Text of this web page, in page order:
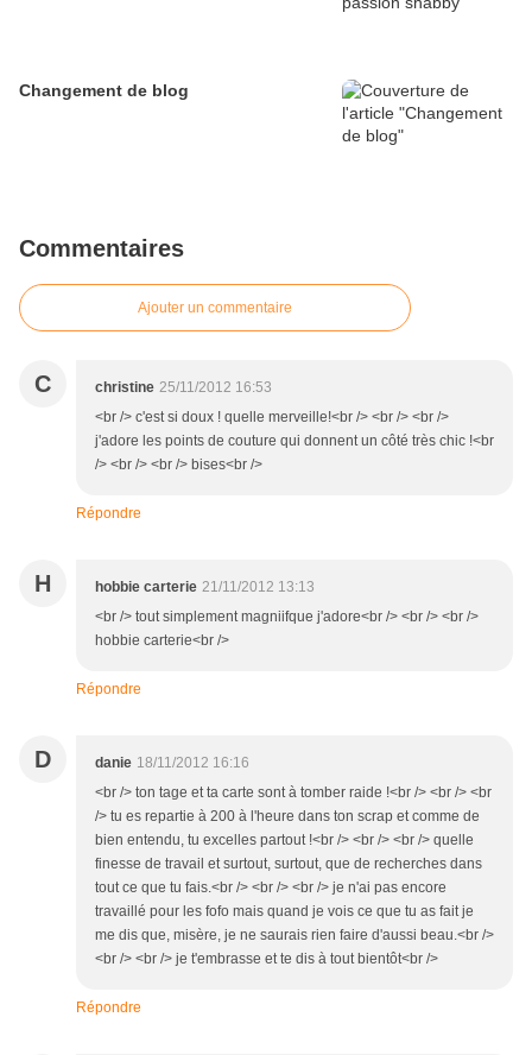
Changement de blog
Commentaires
Ajouter un commentaire
C christine 25/11/2012 16:53
<br /> c'est si doux ! quelle merveille!<br /> <br /> <br />
j'adore les points de couture qui donnent un côté très chic !<br
/> <br /> <br /> bises<br />
Répondre
H hobbie carterie 21/11/2012 13:13
<br /> tout simplement magniifque j'adore<br /> <br /> <br />
hobbie carterie<br />
Répondre
D danie 18/11/2012 16:16
<br /> ton tage et ta carte sont à tomber raide !<br /> <br /> <br
/> tu es repartie à 200 à l'heure dans ton scrap et comme de
bien entendu, tu excelles partout !<br /> <br /> <br /> quelle
finesse de travail et surtout, surtout, que de recherches dans
tout ce que tu fais.<br /> <br /> <br /> je n'ai pas encore
travaillé pour les fofo mais quand je vois ce que tu as fait je
me dis que, misère, je ne saurais rien faire d'aussi beau.<br />
<br /> <br /> je t'embrasse et te dis à tout bientôt<br />
Répondre